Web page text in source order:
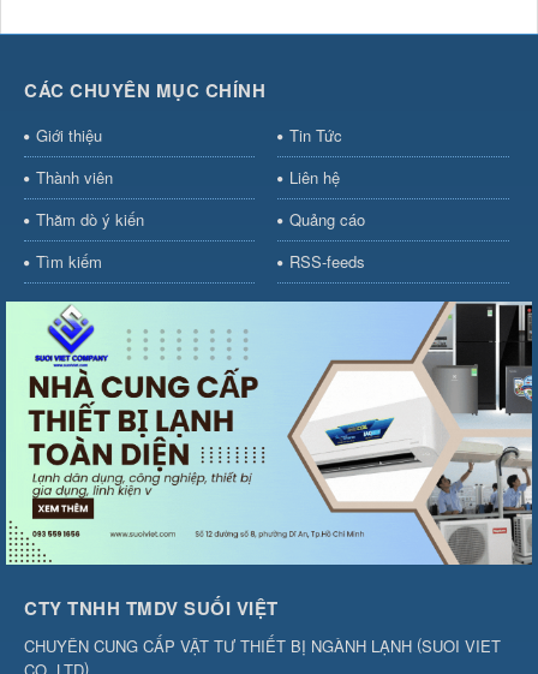
CÁC CHUYÊN MỤC CHÍNH
Giới thiệu
Tin Tức
Thành viên
Liên hệ
Thăm dò ý kiến
Quảng cáo
Tìm kiếm
RSS-feeds
CTY TNHH TMDV SUỐI VIỆT
CHUYÊN CUNG CẤP VẬT TƯ THIẾT BỊ NGÀNH LẠNH (SUOI VIET
CO.,LTD)